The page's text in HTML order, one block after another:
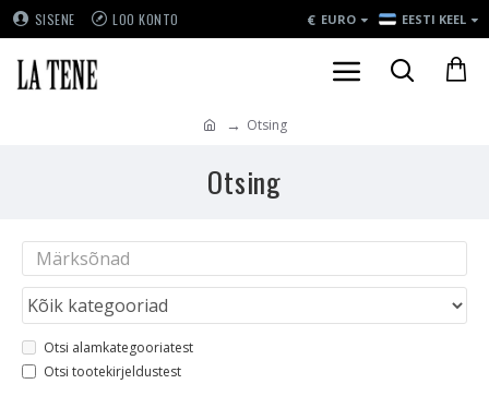
SISENE LOO KONTO € EURO EESTI KEEL
Otsing
Otsing
Otsi alamkategooriatest
Otsi tootekirjeldustest